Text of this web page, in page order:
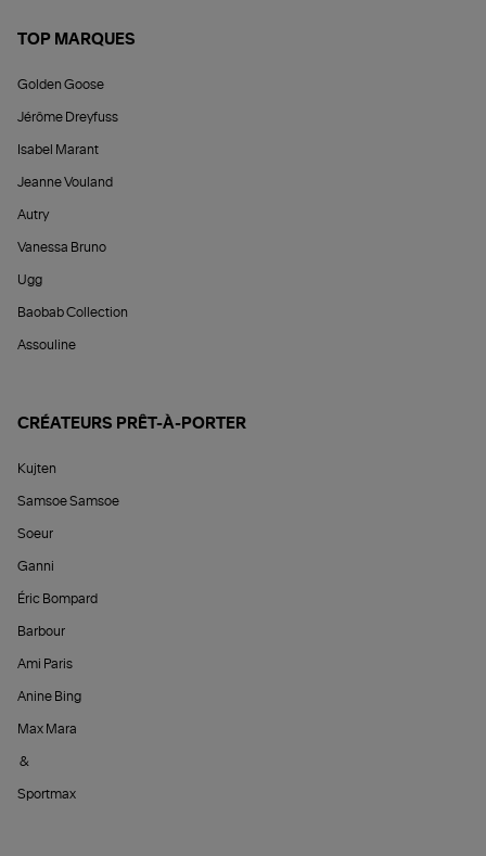
TOP MARQUES
Golden Goose
Jérôme Dreyfuss
Isabel Marant
Jeanne Vouland
Autry
Vanessa Bruno
Ugg
Baobab Collection
Assouline
CRÉATEURS PRÊT-À-PORTER
Kujten
Samsoe Samsoe
Soeur
Ganni
Éric Bompard
Barbour
Ami Paris
Anine Bing
Max Mara
&
Sportmax